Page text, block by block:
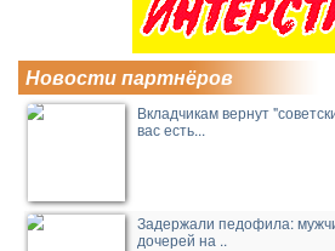
Новости партнёров
Вкладчикам вернут
вас есть...
Задержали педофила:
дочерей на ..